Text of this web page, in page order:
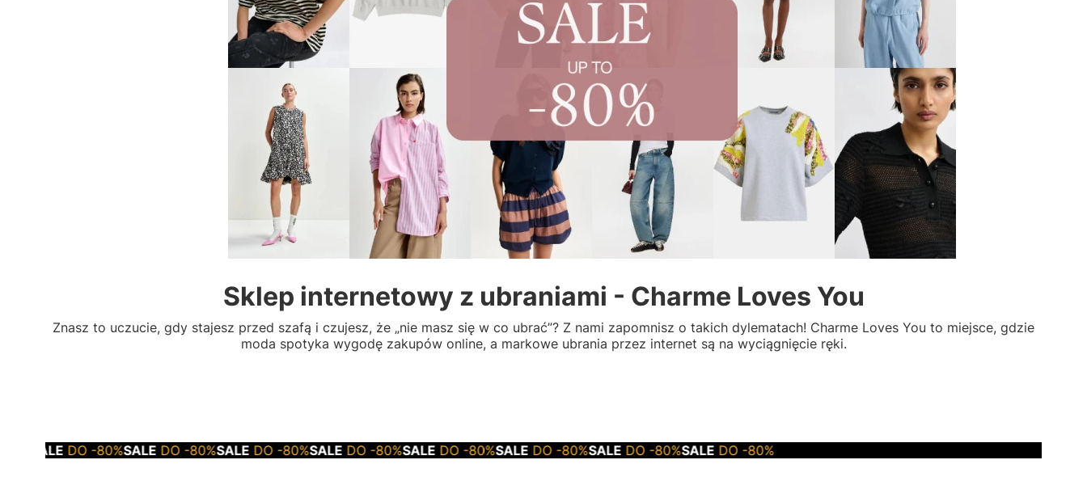
Sklep internetowy z ubraniami - Charme Loves You
Znasz to uczucie, gdy stajesz przed szafą i czujesz, że „nie masz się w co ubrać”? Z nami zapomnisz o takich dylematach! Charme Loves You to miejsce, gdzie
moda spotyka wygodę zakupów online, a markowe ubrania przez internet są na wyciągnięcie ręki.
DO -80%SALE DO -80%SALE DO -80%SALE DO -80%SALE DO -80%SALE DO -80%SALE DO -80%SALE DO -80%SALE DO -80%